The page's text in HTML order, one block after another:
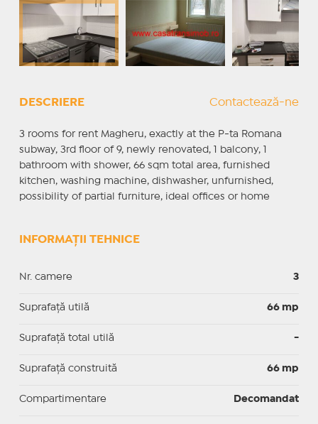
DESCRIERE Contactează-ne
3 rooms for rent Magheru, exactly at the P-ta Romana
subway, 3rd floor of 9, newly renovated, 1 balcony, 1
bathroom with shower, 66 sqm total area, furnished
kitchen, washing machine, dishwasher, unfurnished,
possibility of partial furniture, ideal offices or home
INFORMAȚII TEHNICE
Nr. camere 3
Suprafaţă utilă 66 mp
Suprafaţă total utilă -
Suprafaţă construită 66 mp
Compartimentare Decomandat